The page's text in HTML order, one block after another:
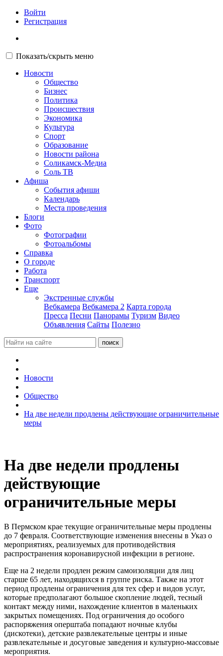
Войти
Регистрация
Показать/скрыть меню
Новости
Общество
Бизнес
Политика
Происшествия
Экономика
Культура
Спорт
Образование
Новости района
Соликамск-Медиа
Соль ТВ
Афиша
События афиши
Календарь
Места проведения
Блоги
Фото
Фотографии
Фотоальбомы
Справка
О городе
Работа
Транспорт
Еще
Экстренные службы
Вебкамера Вебкамера 2 Карта города
Пресса Песни Панорамы Туризм Видео
Объявления Сайты Полезно
Новости
Общество
На две недели продлены действующие ограничительные
меры
На две недели продлены
действующие
ограничительные меры
В Пермском крае текущие ограничительные меры продлены
до 7 февраля. Соответствующие изменения внесены в Указ о
мероприятиях, реализуемых для противодействия
распространения коронавирусной инфекции в регионе.
Еще на 2 недели продлен режим самоизоляции для лиц
старше 65 лет, находящихся в группе риска. Также на этот
период продлены ограничения для тех сфер и видов услуг,
которые предполагают большое скопление людей, тесный
контакт между ними, нахождение клиентов в маленьких
закрытых помещениях. Под ограничения до особого
распоряжения оперштаба попадают ночные клубы
(дискотеки), детские развлекательные центры и иные
развлекательные и досуговые заведения и культурно-массовые
мероприятия.